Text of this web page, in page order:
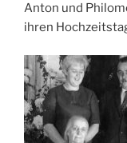
Anton und
ihren